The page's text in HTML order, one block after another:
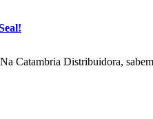
Catambria Distribuidora,